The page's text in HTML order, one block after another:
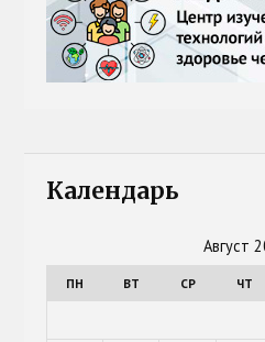
Календарь
Август
ПН ВТ СР ЧТ